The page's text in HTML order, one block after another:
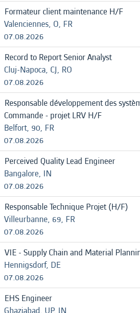
Formateur client maintenance H/F
Valenciennes, O, FR
07.08.2026
Record to Report Senior Analyst
Cluj-Napoca, CJ, RO
07.08.2026
Responsable développement des
Commande - projet LRV H/F
Belfort, 90, FR
07.08.2026
Perceived Quality Lead Engineer
Bangalore, IN
07.08.2026
Responsable Technique Projet (H/F)
Villeurbanne, 69, FR
07.08.2026
VIE - Supply Chain and Material
Hennigsdorf, DE
07.08.2026
EHS Engineer